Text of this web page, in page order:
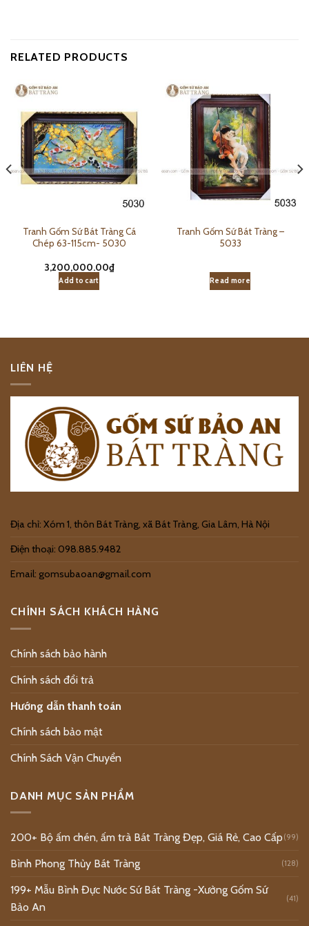
RELATED PRODUCTS
Tranh Gốm Sứ Bát Tràng Cá
Chép 63-115cm- 5030
3,200,000.00₫
Add to cart
Tranh Gốm Sứ Bát Tràng –
5033
Read more
LIÊN HỆ
Địa chỉ: Xóm 1, thôn Bát Tràng, xã Bát Tràng, Gia Lâm, Hà Nội
Điện thoại: 098.885.9482
Email: gomsubaoan@gmail.com
CHÍNH SÁCH KHÁCH HÀNG
Chính sách bảo hành
Chính sách đổi trả
Hướng dẫn thanh toán
Chính sách bảo mật
Chính Sách Vận Chuyển
DANH MỤC SẢN PHẨM
200+ Bộ ấm chén, ấm trà Bát Tràng Đẹp, Giá Rẻ, Cao Cấp (99)
Bình Phong Thủy Bát Tràng (128)
199+ Mẫu Bình Đực Nước Sứ Bát Tràng -Xưởng Gốm Sứ
Bảo An
(41)